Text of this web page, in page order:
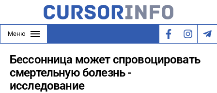
Меню
Бессонница может спровоцировать
смертельную болезнь -
исследование